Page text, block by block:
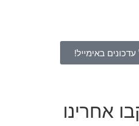
באימייל!
אחרינו